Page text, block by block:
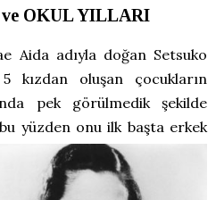
OKUL YILLARI
Aida adıyla doğan Setsuko
kızdan oluşan çocukların
pek görülmedik şekilde
yüzden onu ilk başta erkek